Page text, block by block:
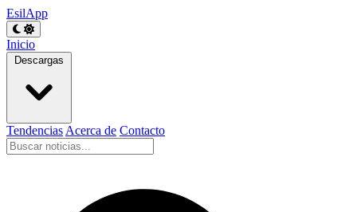
EsilApp
Inicio
Descargas
Tendencias Acerca de Contacto